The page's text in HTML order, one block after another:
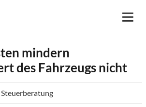
mindern
des Fahrzeugs nicht
Steuerberatung